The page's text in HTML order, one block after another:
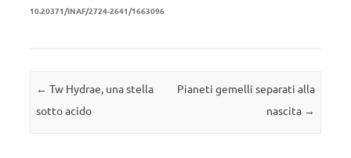
10.20371/INAF/2724-2641/1663096
Navigazione articolo
← Tw Hydrae, una stella
sotto acido
Pianeti gemelli separati alla
nascita →